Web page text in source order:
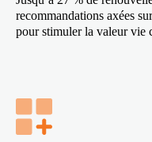
recommandations axées
pour stimuler la valeur vie